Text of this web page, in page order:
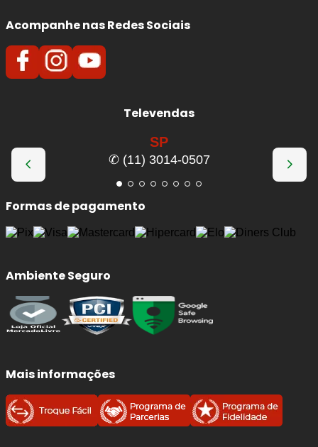
Acompanhe nas Redes Sociais
Televendas
SP
✆ (11) 3014-0507
Formas de pagamento
Ambiente Seguro
Mais informações